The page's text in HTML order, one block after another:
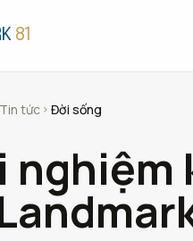
81
Tin tức chevron_right Đời sống
nghiệm